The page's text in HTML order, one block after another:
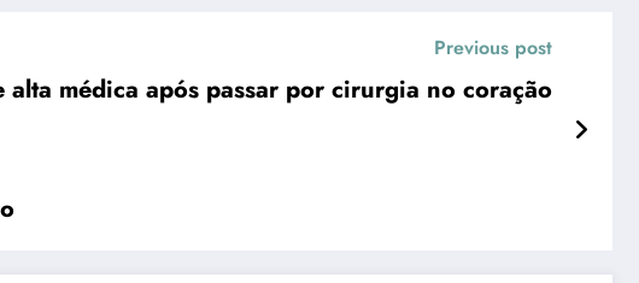
Previous post
médica após passar por cirurgia no coração